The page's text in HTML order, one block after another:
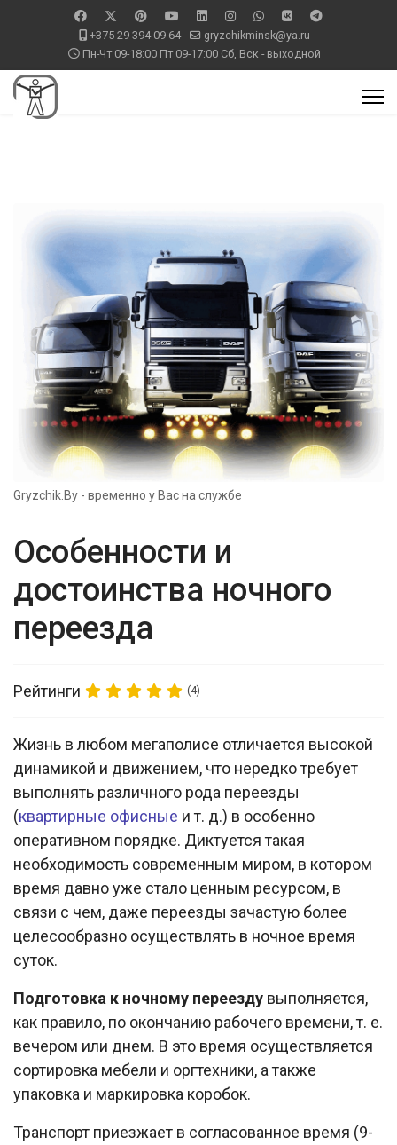
+375 29 394-09-64
gryzchikminsk@ya.ru
Пн-Чт 09-18:00 Пт 09-17:00 Сб, Вск - выходной
Gryzchik.By - временно у Вас на службе
Особенности и
достоинства ночного
переезда
Рейтинги (4)
Жизнь в любом мегаполисе отличается высокой
динамикой и движением, что нередко требует
выполнять различного рода переезды
(квартирные офисные и т. д.) в особенно
оперативном порядке. Диктуется такая
необходимость современным миром, в котором
время давно уже стало ценным ресурсом, в
связи с чем, даже переезды зачастую более
целесообразно осуществлять в ночное время
суток.
Подготовка к ночному переезду выполняется,
как правило, по окончанию рабочего времени, т. е.
вечером или днем. В это время осуществляется
сортировка мебели и оргтехники, а также
упаковка и маркировка коробок.
Транспорт приезжает в согласованное время (9-